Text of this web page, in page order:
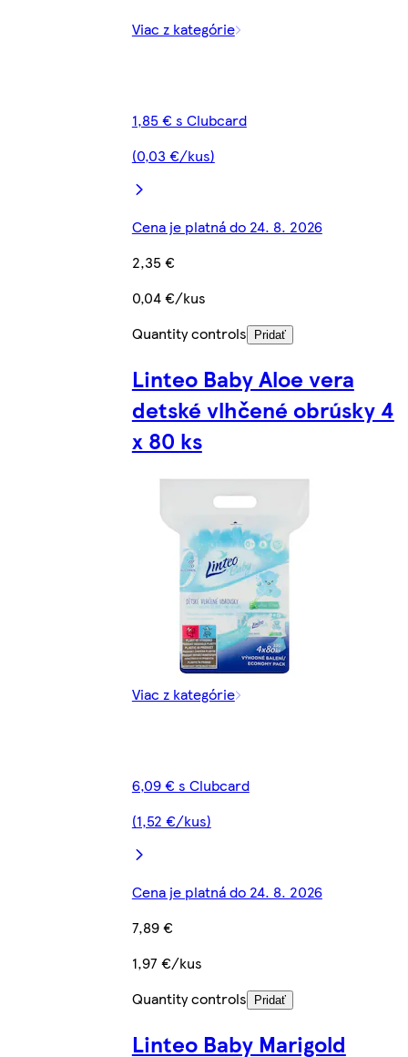
Viac z kategórie
1,85 € s Clubcard
(0,03 €/kus)
Cena je platná do 24. 8. 2026
2,35 €
0,04 €/kus
Quantity controls
Pridať
Linteo Baby Aloe vera
detské vlhčené obrúsky 4
x 80 ks
Viac z kategórie
6,09 € s Clubcard
(1,52 €/kus)
Cena je platná do 24. 8. 2026
7,89 €
1,97 €/kus
Quantity controls
Pridať
Linteo Baby Marigold